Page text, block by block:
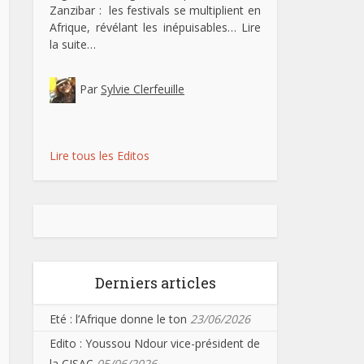
Zanzibar : les festivals se multiplient en
Afrique, révélant les inépuisables… Lire
la suite…
Par Sylvie Clerfeuille
Lire tous les Editos
Derniers articles
Eté : l’Afrique donne le ton 23/06/2026
Edito : Youssou Ndour vice-président de